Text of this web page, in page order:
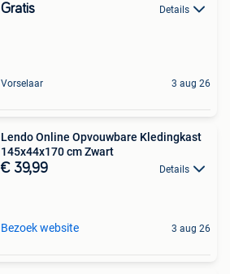
Gratis Details
Vorselaar 3 aug 26
Lendo Online Opvouwbare Kledingkast
145x44x170 cm Zwart
€ 39,99 Details
Bezoek website 3 aug 26